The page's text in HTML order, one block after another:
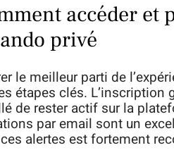
accéder et
privé
le meilleur parti de
étapes clés.
de rester actif sur la
par email sont un
alertes est fortement